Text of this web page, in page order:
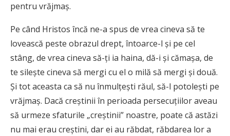
pentru vrăjmaş.
Pe când Hristos încă ne-a spus de vrea cineva să te
lovească peste obrazul drept, întoarce-l şi pe cel
stâng, de vrea cineva să-ţi ia haina, dă-i şi cămaşa, de
te sileşte cineva să mergi cu el o milă să mergi şi două.
Şi tot aceasta ca să nu înmulţeşti răul, să-l potoleşti pe
vrăjmaş. Dacă creştinii în perioada persecuţiilor aveau
să urmeze sfaturile „creştinii” noastre, poate că astăzi
nu mai erau creştini, dar ei au răbdat, răbdarea lor a